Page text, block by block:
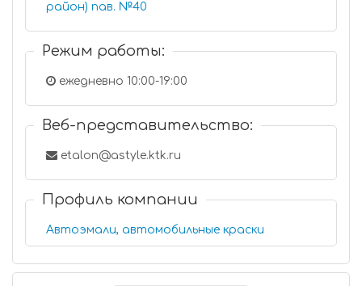
район) пав. №40
Режим работы:
ежедневно 10:00-19:00
Веб-представительство:
etalon@astyle.ktk.ru
Профиль компании
Автоэмали, автомобильные краски